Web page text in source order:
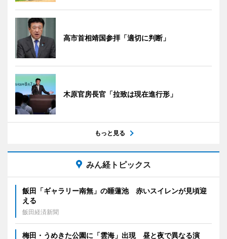
高市首相靖国参拝「適切に判断」
木原官房長官「拉致は現在進行形」
もっと見る
みん経トピックス
飯田「ギャラリー南無」の睡蓮池 赤いスイレンが見頃迎
える
飯田経済新聞
梅田・うめきた公園に「雲海」出現 昼と夜で異なる演